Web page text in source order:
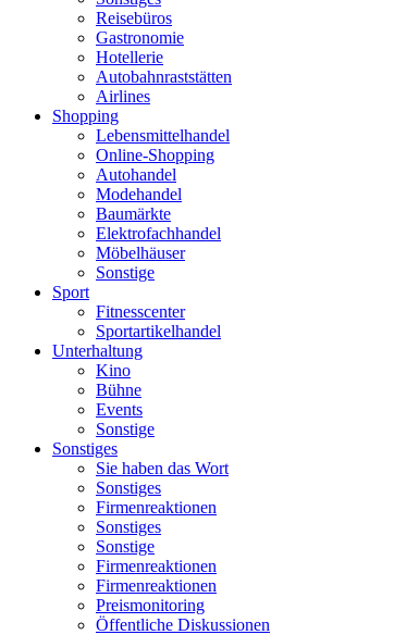
Reisebüros
Gastronomie
Hotellerie
Autobahnraststätten
Airlines
Shopping
Lebensmittelhandel
Online-Shopping
Autohandel
Modehandel
Baumärkte
Elektrofachhandel
Möbelhäuser
Sonstige
Sport
Fitnesscenter
Sportartikelhandel
Unterhaltung
Kino
Bühne
Events
Sonstige
Sonstiges
Sie haben das Wort
Sonstiges
Firmenreaktionen
Sonstiges
Sonstige
Firmenreaktionen
Firmenreaktionen
Preismonitoring
Öffentliche Diskussionen